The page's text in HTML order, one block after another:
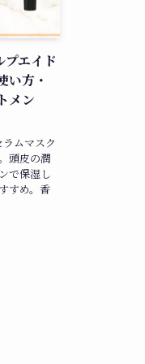
エイド
い方・
メン
ムマスク
頭皮の潤
で保湿し
すめ。香